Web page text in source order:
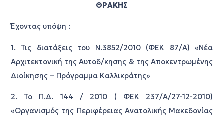
ΘΡΑΚΗΣ
Έχοντας υπόψη :
1. Τις διατάξεις του Ν.3852/2010 (ΦΕΚ 87/Α) «Νέα
Αρχιτεκτονική της Αυτοδ/κησης & της Αποκεντρωμένης
Διοίκησης – Πρόγραμμα Καλλικράτης»
2. Το Π.Δ. 144 / 2010 ( ΦΕΚ 237/Α/27-12-2010)
«Οργανισμός της Περιφέρειας Ανατολικής Μακεδονίας